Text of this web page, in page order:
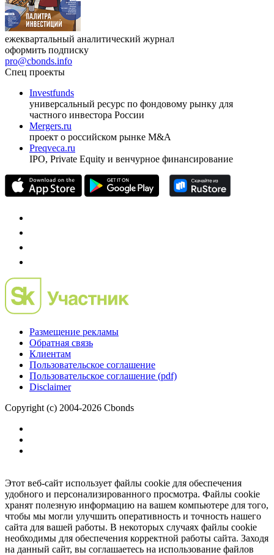
ежеквартальный аналитический журнал
оформить подписку
pro@cbonds.info
Спец проекты
Investfunds
универсальный ресурс по фондовому рынку для
частного инвестора России
Mergers.ru
проект о российском рынке M&A
Preqveca.ru
IPO, Private Equity и венчурное финансирование
Размещение рекламы
Обратная связь
Клиентам
Пользовательское соглашение
Пользовательское соглашение (pdf)
Disclaimer
Copyright (c) 2004-2026 Cbonds
Этот веб-сайт использует файлы cookie для обеспечения
удобного и персонализированного просмотра. Файлы cookie
хранят полезную информацию на вашем компьютере для того,
чтобы мы могли улучшить оперативность и точность нашего
сайта для вашей работы. В некоторых случаях файлы cookie
необходимы для обеспечения корректной работы сайта. Заходя
на данный сайт, вы соглашаетесь на использование файлов